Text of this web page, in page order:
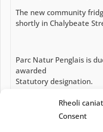
Rheoli
Consent
The new community
shortly in Chalybeate
Parc Natur Penglais is
awarded
Statutory designation.
Ceredigion CC have